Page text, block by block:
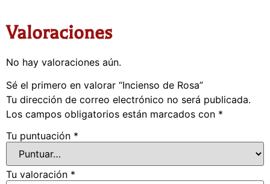
Valoraciones
No hay valoraciones aún.
Sé el primero en valorar “Incienso de Rosa”
Tu dirección de correo electrónico no será publicada.
Los campos obligatorios están marcados con *
Tu puntuación *
Tu valoración *